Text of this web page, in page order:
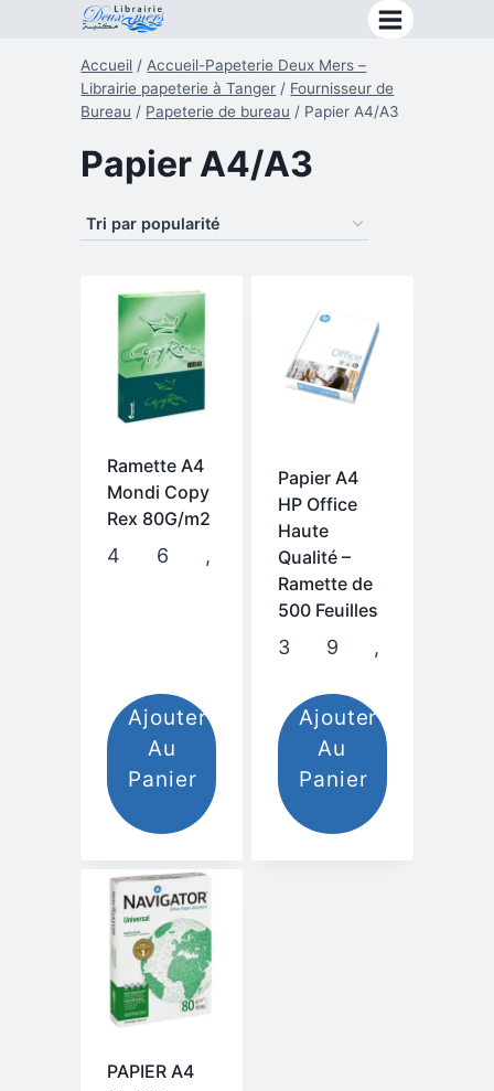
Accueil / Accueil-Papeterie Deux Mers –
Librairie papeterie à Tanger / Fournisseur de
Bureau / Papeterie de bureau / Papier A4/A3
Papier A4/A3
Ramette A4
Mondi Copy
Rex 80G/m2
46,00
Ajouter
Au
Panier
Papier A4
HP Office
Haute
Qualité –
Ramette de
500 Feuilles
Ajouter
Au
Panier
PAPIER A4